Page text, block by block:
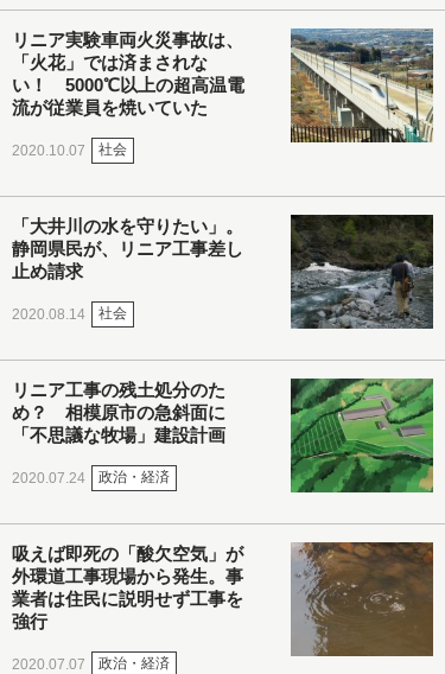
リニア実験車両火災事故は、
「火花」では済まされな
い！ 5000℃以上の超高温電
流が従業員を焼いていた
2020.10.07 社会
「大井川の水を守りたい」。
静岡県民が、リニア工事差し
止め請求
2020.08.14 社会
リニア工事の残土処分のた
め？ 相模原市の急斜面に
「不思議な牧場」建設計画
2020.07.24 政治・経済
吸えば即死の「酸欠空気」が
外環道工事現場から発生。事
業者は住民に説明せず工事を
強行
2020.07.07 政治・経済